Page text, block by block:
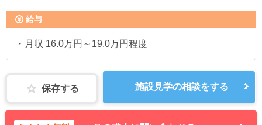
給与
・月収 16.0万円～19.0万円程度
保存する 施設見学の相談をする